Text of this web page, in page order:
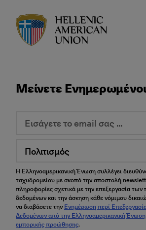
Μείνετε
Πολιτισμός
Η Ελληνοαμερικανική Ένωση συλλέγει
ταχυδρομείου με σκοπό την αποστολή
πληροφορίες σχετικά με την επεξεργασία
δεδομένων και την άσκηση κάθε νόμιμου
να διαβάσετε την Ενημέρωση περί
Δεδομένων από την Ελληνοαμερικανική
εμπορικής προώθησης.